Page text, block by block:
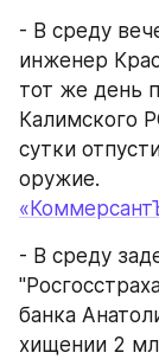
- В среду
инженер
тот же день
Калимского
сутки
оружие.
- В среду
банка
хищении 2